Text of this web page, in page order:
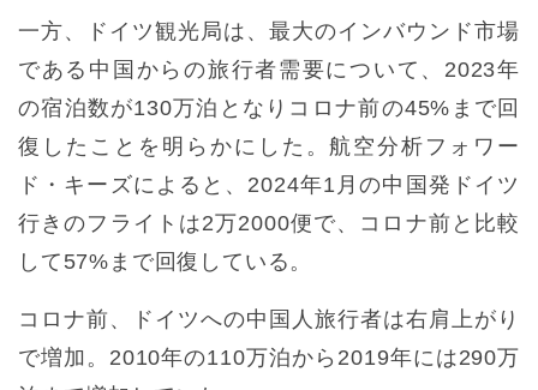
一方、ドイツ観光局は、最大のインバウンド市場
である中国からの旅行者需要について、2023年
の宿泊数が130万泊となりコロナ前の45%まで回
復したことを明らかにした。航空分析フォワー
ド・キーズによると、2024年1月の中国発ドイツ
行きのフライトは2万2000便で、コロナ前と比較
して57%まで回復している。
コロナ前、ドイツへの中国人旅行者は右肩上がり
で増加。2010年の110万泊から2019年には290万